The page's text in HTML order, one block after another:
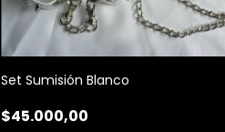
Set Sumisión Blanco
$45.000,00